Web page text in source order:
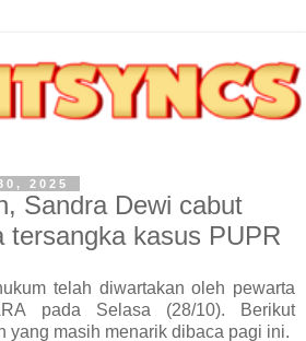
2025
Sandra Dewi cabut
tersangka kasus PUPR
telah diwartakan oleh pewarta
pada Selasa (28/10). Berikut
yang masih menarik dibaca pagi ini.